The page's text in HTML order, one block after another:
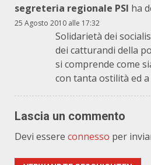
segreteria regionale PSI ha
25 Agosto 2010 alle 17:32
Solidarietà dei
dei catturandi della
si comprende come
con tanta ostilità ed
Lascia un commento
Devi essere connesso per